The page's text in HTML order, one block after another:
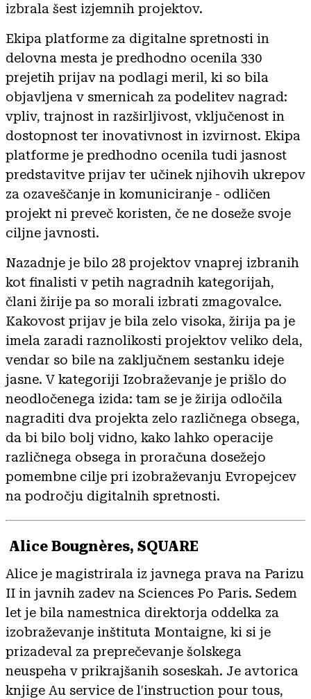
izbrala šest izjemnih projektov.
Ekipa platforme za digitalne spretnosti in
delovna mesta je predhodno ocenila 330
prejetih prijav na podlagi meril, ki so bila
objavljena v smernicah za podelitev nagrad:
vpliv, trajnost in razširljivost, vključenost in
dostopnost ter inovativnost in izvirnost. Ekipa
platforme je predhodno ocenila tudi jasnost
predstavitve prijav ter učinek njihovih ukrepov
za ozaveščanje in komuniciranje - odličen
projekt ni preveč koristen, če ne doseže svoje
ciljne javnosti.
Nazadnje je bilo 28 projektov vnaprej izbranih
kot finalisti v petih nagradnih kategorijah,
člani žirije pa so morali izbrati zmagovalce.
Kakovost prijav je bila zelo visoka, žirija pa je
imela zaradi raznolikosti projektov veliko dela,
vendar so bile na zaključnem sestanku ideje
jasne. V kategoriji Izobraževanje je prišlo do
neodločenega izida: tam se je žirija odločila
nagraditi dva projekta zelo različnega obsega,
da bi bilo bolj vidno, kako lahko operacije
različnega obsega in proračuna dosežejo
pomembne cilje pri izobraževanju Evropejcev
na področju digitalnih spretnosti.
Alice Bougnères, SQUARE
Alice je magistrirala iz javnega prava na Parizu
II in javnih zadev na Sciences Po Paris. Sedem
let je bila namestnica direktorja oddelka za
izobraževanje inštituta Montaigne, ki si je
prizadeval za preprečevanje šolskega
neuspeha v prikrajšanih soseskah. Je avtorica
knjige Au service de l'instruction pour tous,